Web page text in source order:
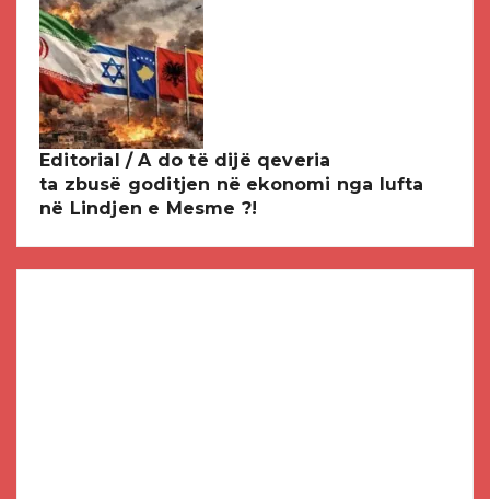
Editorial / A do të dijë qeveria
ta zbusë goditjen në ekonomi nga lufta
në Lindjen e Mesme ?!